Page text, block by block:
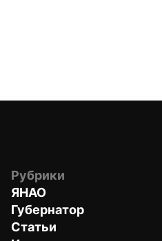
Рубрики
ЯНАО
Губернатор
Статьи